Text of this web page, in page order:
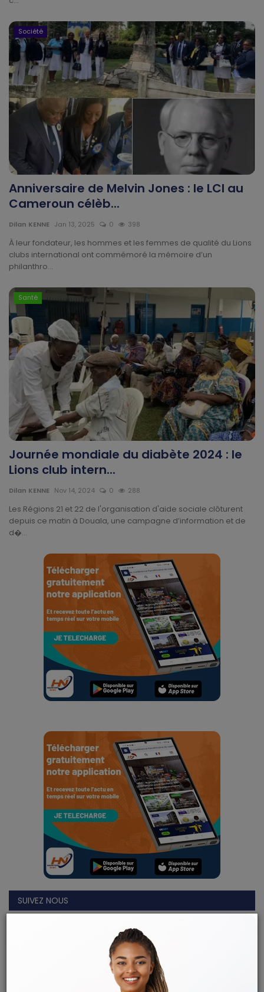
Échos des collectivités
Chroniques
Nécrologie
Éditorial
Langue
English Francais
Société
Anniversaire de Melvin Jones : le LCI au
Cameroun célèb...
Dilan KENNE Jan 13, 2025 0 398
À leur fondateur, les hommes et les femmes de qualité du Lions
clubs international ont commémoré la mémoire d’un
philanthro...
Santé
Journée mondiale du diabète 2024 : le
Lions club intern...
Dilan KENNE Nov 14, 2024 0 288
Les Régions 21 et 22 de l'organisation d'aide sociale clôturent
depuis ce matin à Douala, une campagne d’information et de
d�...
SUIVEZ NOUS